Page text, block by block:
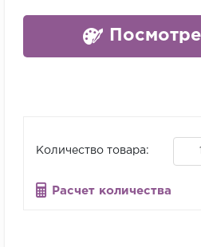
Количество товара:
Расчет количества